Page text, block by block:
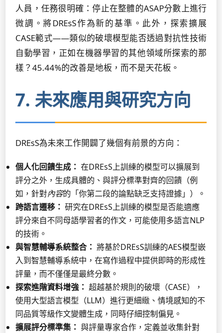
人員，任務很明確：停止在整體的ASAP分數上進行
微調。將DREsS作為新的基準。此外，探索擴展
CASE範式——類似的破壞模型能否透過對抗性技術
自動學習，正如在機器學習的其他領域所探索的那
樣？45.44%的改善是地板，而不是天花板。
7. 未來應用與研究方向
DREsS為未來工作開闢了幾個有前景的方向：
個人化回饋生成： 在DREsS上訓練的模型可以擴展到
評分之外，生成具體的、與評分標準對齊的回饋（例
如，針對內容的「你第二段的論點缺乏支持證據」）。
跨語言遷移： 研究在DREsS上訓練的模型是否能適應
評分來自不同母語學習者的作文，可能使用多語言NLP
的技術。
與智慧輔導系統整合： 將基於DREsS訓練的AES模型嵌
入到智慧輔導系統中，在寫作過程中提供即時的形成性
評量，而不僅僅是最終分數。
探索進階資料增強： 超越基於規則的破壞（CASE），
使用大型語言模型（LLM）進行更細緻、情境感知的不
同品質等級作文變體生成，同時仔細控制偏見。
擴展評分標準集： 與評量專家合作，定義並收集針對